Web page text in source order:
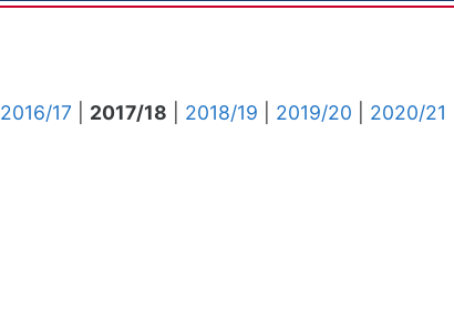
2016/17 2017/18 2018/19 2019/20
2020/21